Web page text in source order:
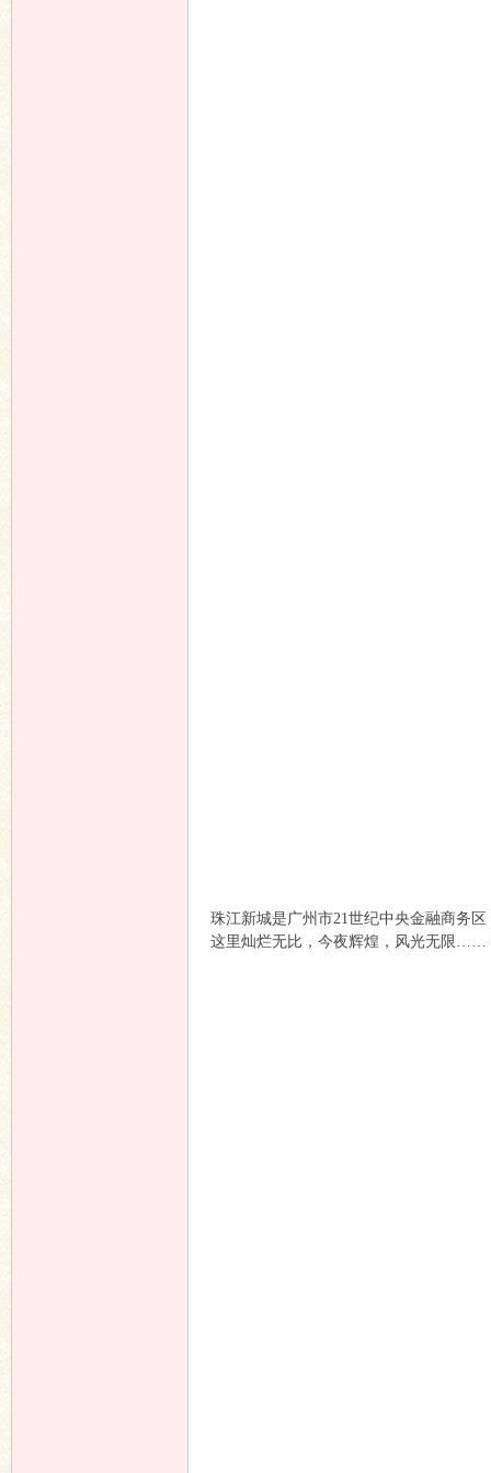
珠江新城是广州市21世纪中央金融商务
这里灿烂无比，今夜辉煌，风光无限……